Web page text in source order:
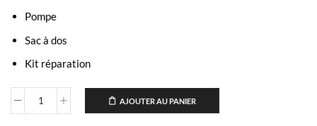
Pompe
Sac à dos
Kit réparation
AJOUTER AU PANIER